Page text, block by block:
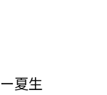
夏生